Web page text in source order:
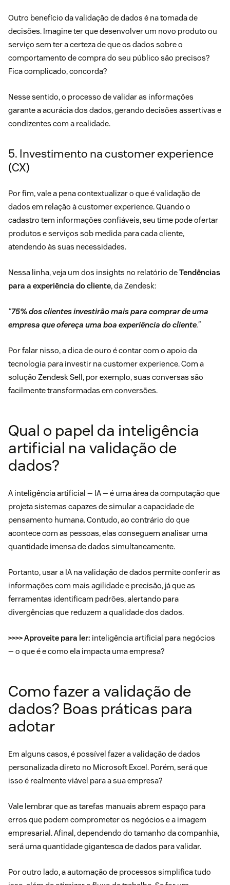
Outro benefício da validação de dados é na tomada de
decisões. Imagine ter que desenvolver um novo produto ou
serviço sem ter a certeza de que os dados sobre o
comportamento de compra do seu público são precisos?
Fica complicado, concorda?
Nesse sentido, o processo de validar as informações
garante a acurácia dos dados, gerando decisões assertivas e
condizentes com a realidade.
5. Investimento na customer experience
(CX)
Por fim, vale a pena contextualizar o que é validação de
dados em relação à customer experience. Quando o
cadastro tem informações confiáveis, seu time pode ofertar
produtos e serviços sob medida para cada cliente,
atendendo às suas necessidades.
Nessa linha, veja um dos insights no relatório deTendências
para a experiência do cliente, da Zendesk:
“75% dos clientes investirão mais para comprar de uma
empresa que ofereça uma boa experiência do cliente.”
Por falar nisso, a dica de ouro é contar com o apoio da
tecnologia para investir na customer experience. Com a
solução Zendesk Sell , por exemplo, suas conversas são
facilmente transformadas em conversões.
Qual o papel da inteligência
artificial na validação de
dados?
A inteligência artificial — IA — é uma área da computação que
projeta sistemas capazes de simular a capacidade de
pensamento humana. Contudo, ao contrário do que
acontece com as pessoas, elas conseguem analisar uma
quantidade imensa de dados simultaneamente.
Portanto, usar a IA na validação de dados permite conferir as
informações com mais agilidade e precisão, já que as
ferramentas identificam padrões, alertando para
divergências que reduzem a qualidade dos dados.
>>>> Aproveite para ler: inteligência artificial para negócios
— o que é e como ela impacta uma empresa?
Como fazer a validação de
dados? Boas práticas para
adotar
Em alguns casos, é possível fazer a validação de dados
personalizada direto no Microsoft Excel . Porém, será que
isso é realmente viável para a sua empresa?
Vale lembrar que as tarefas manuais abrem espaço para
erros que podem comprometer os negócios e a imagem
empresarial. Afinal, dependendo do tamanho da companhia,
será uma quantidade gigantesca de dados para validar.
Por outro lado, aautomação de processos simplifica tudo